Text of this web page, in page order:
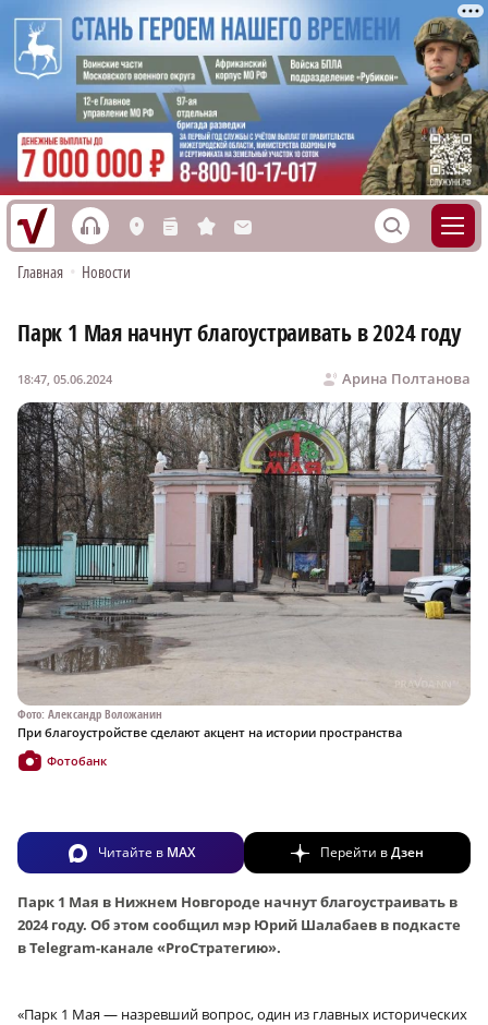
h L n s M S
Главная • Новости
Парк 1 Мая начнут благоустраивать в 2024 году
Арина Полтанова
18:47, 05.06.2024
Фото: Александр Воложанин
При благоустройстве сделают акцент на истории пространства
Фотобанк
Читайте в MAX Перейти вДзен
Парк 1 Мая в Нижнем Новгороде начнут благоустраивать в
2024 году. Об этом сообщил мэр Юрий Шалабаев в подкасте
в Telegram-канале «ProСтратегию».
«Парк 1 Мая — назревший вопрос, один из главных исторических